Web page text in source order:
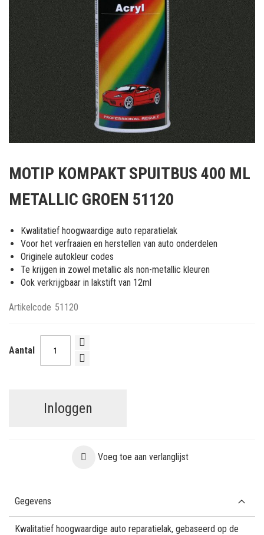
het
van
afbeeldingen-
gallerij
MOTIP KOMPAKT SPUITBUS 400 ML
METALLIC GROEN 51120
Kwalitatief hoogwaardige auto reparatielak
Voor het verfraaien en herstellen van auto onderdelen
Originele autokleur codes
Te krijgen in zowel metallic als non-metallic kleuren
Ook verkrijgbaar in lakstift van 12ml
Artikelcode 51120
Aantal
Inloggen
Voeg toe aan verlanglijst
Gegevens
Kwalitatief hoogwaardige auto reparatielak, gebaseerd op de